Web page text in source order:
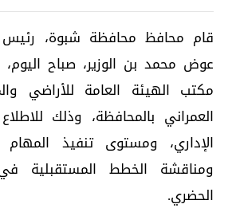
قام محافظ محافظة شبوة، رئيس
عوض محمد بن الوزير، صباح اليوم،
مكتب الهيئة العامة للأراضي
العمراني بالمحافظة، وذلك
الإداري، ومستوى تنفيذ المهام
ومناقشة الخطط المستقبلية
الحضري.